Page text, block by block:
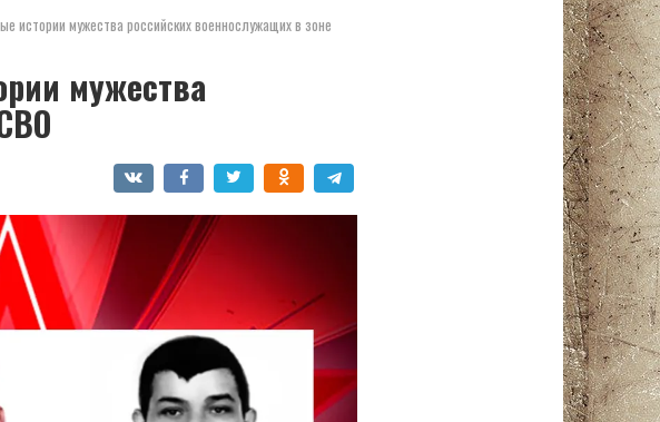
истории мужества российских военнослужащих в зоне
мужества